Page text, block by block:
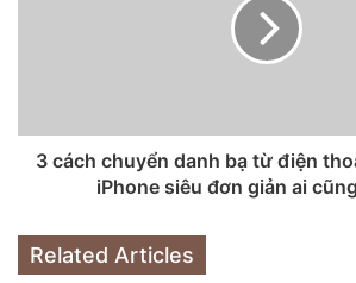
bằng thép không gỉ giống như iPhone 11
Samsung, Huawei, Motorola,
mắt smartphone màn hình gập. Và
nhật, chậm chân hơn so với những
quan điểm của Táo khuyết là sự hoàn
công nghệ tiên phong. Vì thế tháng 7
3 cách chuyển danh bạ từ điện
iPhone siêu đơn giản ai
Related Articles